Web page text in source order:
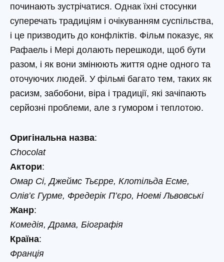
починають зустрічатися. Однак їхні стосунки
суперечать традиціям і очікуванням суспільства,
і це призводить до конфліктів. Фільм показує, як
Рафаель і Мері долають перешкоди, щоб бути
разом, і як вони змінюють життя одне одного та
оточуючих людей. У фільмі багато тем, таких як
расизм, забобони, віра і традиції, які зачіпають
серйозні проблеми, але з гумором і теплотою.
Оригінальна назва:
Chocolat
Актори:
Омар Сі, Джеймс Тьєрре, Клотільда ​​Есме,
Олів’є Гурме, Фредерік П’єро, Ноемі Львовські
Жанр:
Комедія, Драма, Біографія
Країна:
Франція